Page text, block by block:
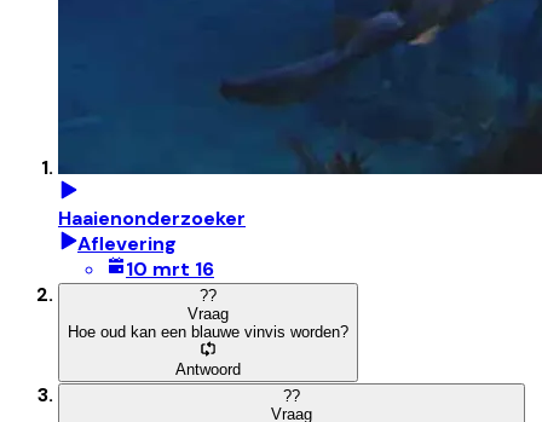
Haaienonderzoeker
Aflevering
10 mrt 16
??
Vraag
Hoe oud kan een blauwe vinvis worden?
Antwoord
??
Vraag